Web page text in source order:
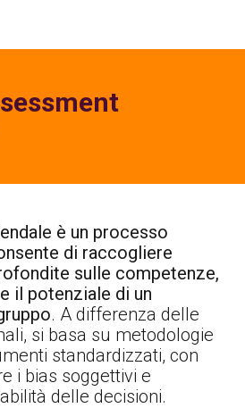
è un processo
di raccogliere
sulle competenze,
il potenziale di un
. A differenza delle
si basa su metodologie
standardizzati, con
i bias soggettivi e
delle decisioni.